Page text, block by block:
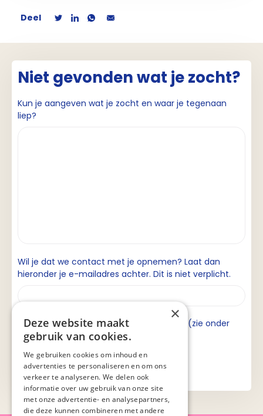
Deel
Niet gevonden wat je zocht?
Kun je aangeven wat je zocht en waar je tegenaan
liep?
Wil je dat we contact met je opnemen? Laat dan
hieronder je e-mailadres achter. Dit is niet verplicht.
Ik ga akkoord met de privacyverklaring (zie onder
aan de pagina).
×
Deze website maakt
gebruik van cookies.
We gebruiken cookies om inhoud en
advertenties te personaliseren en om ons
verkeer te analyseren. We delen ook
informatie over uw gebruik van onze site
met onze advertentie- en analysepartners,
die deze kunnen combineren met andere